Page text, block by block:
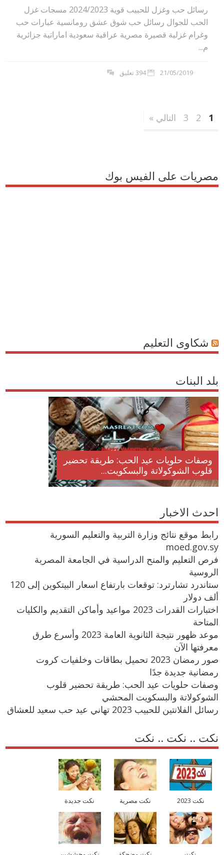
رسائل حب وغزل للحبيب قوية 2024/2023 مسجات غزل
الحب للجوال رسائل حب شوق عشق رومانسية عبارات حب
وغرام غزلية قصيرة مصرية عراقية سعودية اماراتية جزائرية
م...
21/05/2019 394 تعليق
1
2
3 التالي »
مصريات على الفيس بوك
شكاوى التعليم
بلد البنات
وصفات حلويات عيد الحب: طريقة تحضير
قلوب الشوكولاتة والبسكويت...
احدث الاخبار
رابط موقع نتائج وزارة التربية والتعليم السورية
moed.gov.sy
فرص التعليم والمنح الدراسية في الجامعة المصرية
الروسية
ستاندرد تشارترد: توقعات بارتفاع اسعار البيتكوين إلى 120
ألف دولار
اختبارات القدرات 2023 مواعيد وأماكن التقديم والكليات
المتاحة
موعد ظهور نتيجة الثانوية العامة 2023 وأسرع طرق
معرفتها الآن
صور رمضان 2023 تحميل بطاقات وخلفيات كروت
رمضانية جديدة جدًا
وصفات حلويات عيد الحب: طريقة تحضير قلوب
الشوكولاتة والبسكويت المحشي
رسائل الفلانتين للحبيب 2023 تهاني عيد حب سعيد للعشاق
نكت .. نكت .. نكت
نكت 2023 نكت مصرية نكت جديدة